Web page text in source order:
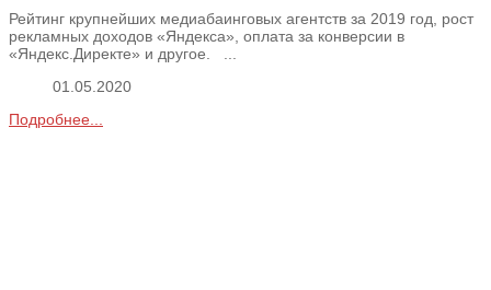
Рейтинг крупнейших медиабаинговых агентств за 2019 год, рост
рекламных доходов «Яндекса», оплата за конверсии в
«Яндекс.Директе» и другое. ...
01.05.2020
Подробнее...